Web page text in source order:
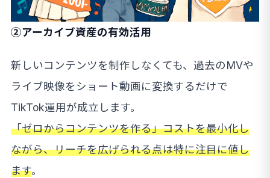
②アーカイブ資産の有効活用
新しいコンテンツを制作しなくても、過去のMVや
ライブ映像をショート動画に変換するだけで
TikTok運用が成立します。
「ゼロからコンテンツを作る」コストを最小化し
ながら、リーチを広げられる点は特に注目に値し
ます。